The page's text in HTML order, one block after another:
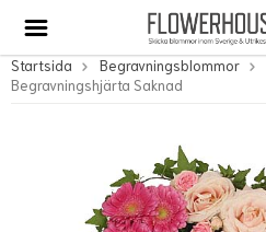
Startsida Begravningsblommor
Begravningshjärta Saknad